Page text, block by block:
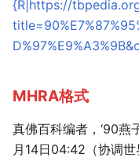
{R|https://
MHRA格式
真佛百科编者，‘90燕
月14日04:42（协调